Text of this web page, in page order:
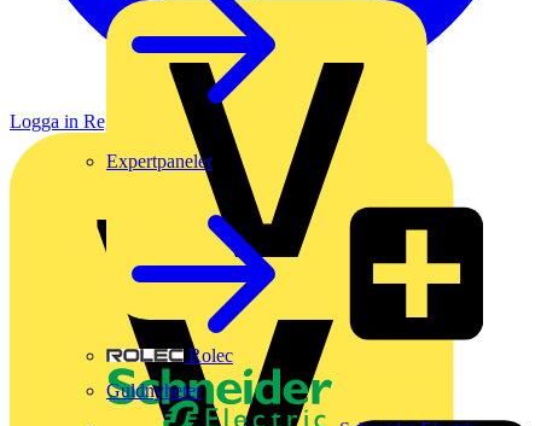
Rolec
Expertpaneler
Guldnyheter
Logga in Registrera dig